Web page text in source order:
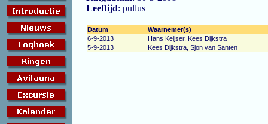
Leeftijd: pullus
Datum
Waarnemer(s)
6-9-2013
Hans Keijser, Kees Dijkstra
5-9-2013
Kees Dijkstra, Sjon van Santen